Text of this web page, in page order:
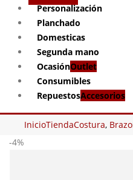
Personalización
Planchado
Domesticas
Segunda mano
OcasiónOutlet
Consumibles
RepuestosAccesorios
InicioTiendaCostura, Brazo
-4%